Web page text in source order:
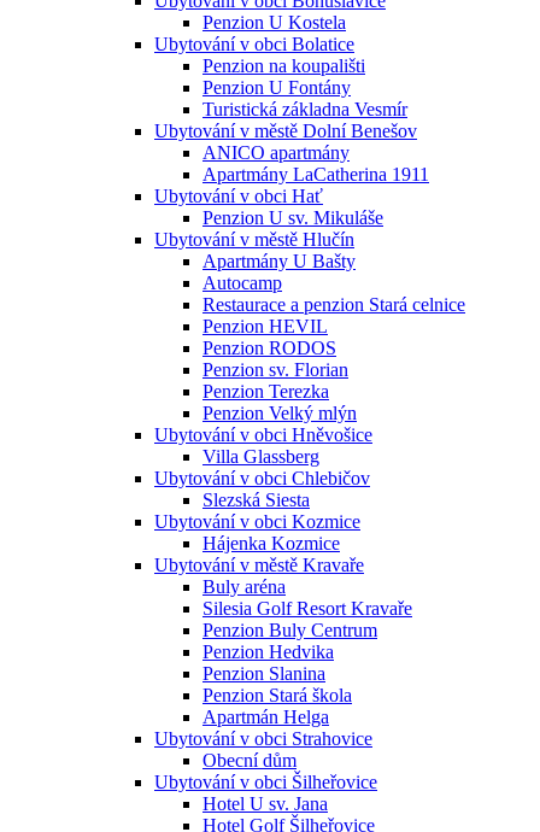
Penzion U Kostela
Ubytování v obci Bolatice
Penzion na koupališti
Penzion U Fontány
Turistická základna Vesmír
Ubytování v městě Dolní Benešov
ANICO apartmány
Apartmány LaCatherina 1911
Ubytování v obci Hať
Penzion U sv. Mikuláše
Ubytování v městě Hlučín
Apartmány U Bašty
Autocamp
Restaurace a penzion Stará celnice
Penzion HEVIL
Penzion RODOS
Penzion sv. Florian
Penzion Terezka
Penzion Velký mlýn
Ubytování v obci Hněvošice
Villa Glassberg
Ubytování v obci Chlebičov
Slezská Siesta
Ubytování v obci Kozmice
Hájenka Kozmice
Ubytování v městě Kravaře
Buly aréna
Silesia Golf Resort Kravaře
Penzion Buly Centrum
Penzion Hedvika
Penzion Slanina
Penzion Stará škola
Apartmán Helga
Ubytování v obci Strahovice
Obecní dům
Ubytování v obci Šilheřovice
Hotel U sv. Jana
Hotel Golf Šilheřovice